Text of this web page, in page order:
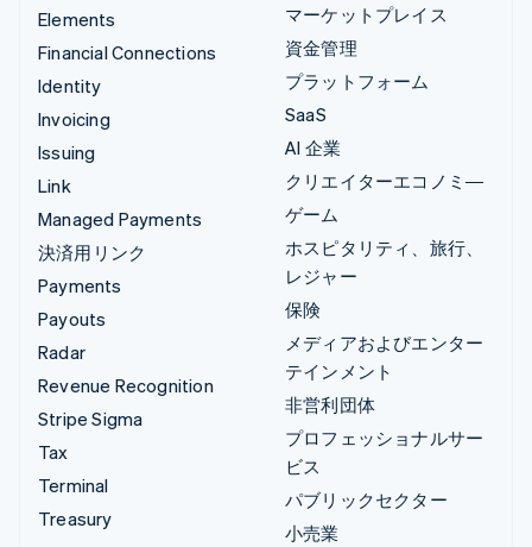
Elements
Financial Connections
Identity
Invoicing
Issuing
Link
Managed Payments
決済用リンク
Payments
Payouts
Radar
Revenue Recognition
Stripe Sigma
Tax
Terminal
Treasury
マーケットプレイス
資金管理
プラットフォーム
SaaS
AI 企業
クリエイターエコノミ―
ゲーム
ホスピタリティ、旅行、
レジャー
保険
メディアおよびエンター
テインメント
非営利団体
プロフェッショナルサー
ビス
パブリックセクター
小売業